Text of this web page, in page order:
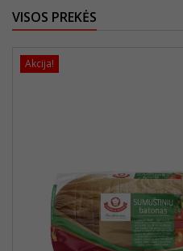
VISOS PREKĖS
Akcija!